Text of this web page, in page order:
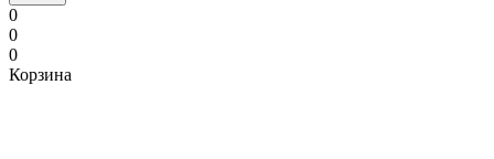
0
0
0
Корзина